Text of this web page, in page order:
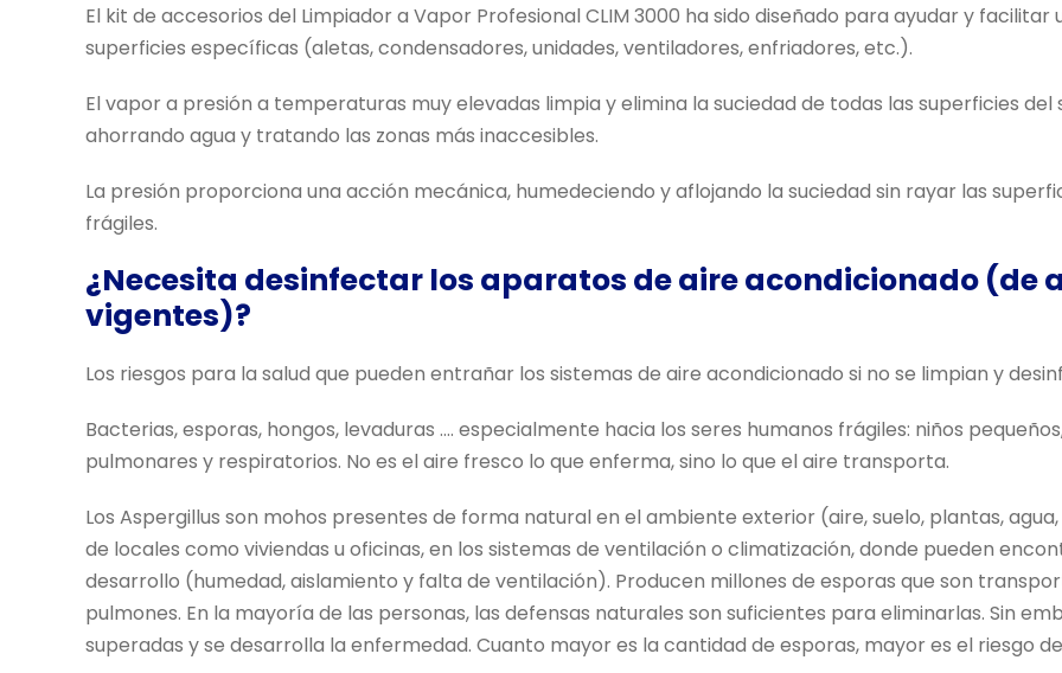
El kit de accesorios del Limpiador a Vapor Profesional CLIM 3000 ha sido diseñado para ayudar y
superficies específicas (aletas, condensadores, unidades, ventiladores, enfriadores, etc.).
El vapor a presión a temperaturas muy elevadas limpia y elimina la suciedad de todas las superficies
ahorrando agua y tratando las zonas más inaccesibles.
La presión proporciona una acción mecánica, humedeciendo y aflojando la suciedad sin rayar las
frágiles.
¿Necesita desinfectar los aparatos de aire acondicionado (de
vigentes)?
Los riesgos para la salud que pueden entrañar los sistemas de aire acondicionado si no se limpian y
Bacterias, esporas, hongos, levaduras .... especialmente hacia los seres humanos frágiles: niños
pulmonares y respiratorios. No es el aire fresco lo que enferma, sino lo que el aire transporta.
Los Aspergillus son mohos presentes de forma natural en el ambiente exterior (aire, suelo, plantas,
de locales como viviendas u oficinas, en los sistemas de ventilación o climatización, donde pueden
desarrollo (humedad, aislamiento y falta de ventilación). Producen millones de esporas que son
pulmones. En la mayoría de las personas, las defensas naturales son suficientes para eliminarlas. Sin
superadas y se desarrolla la enfermedad. Cuanto mayor es la cantidad de esporas, mayor es el riesgo